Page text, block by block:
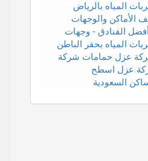
المياه بالرياض
الأماكن والوجهات
أفضل الفنادق - وجهات
المياه بحفر الباطن
شركة عزل حمامات شركة
عزل اسطح
السعودية